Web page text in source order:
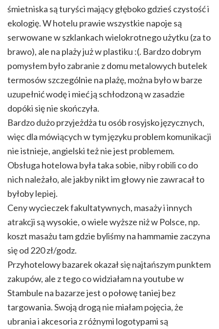
śmietniska są turyści mający głęboko gdzieś czystość i
ekologię. W hotelu prawie wszystkie napoje są
serwowane w szklankach wielokrotnego użytku (za to
brawo), ale na plaży już w plastiku :(. Bardzo dobrym
pomysłem było zabranie z domu metalowych butelek
termosów szczególnie na plażę, można było w barze
uzupełnić wodę i mieć ją schłodzoną w zasadzie
dopóki się nie skończyła.
Bardzo dużo przyjeżdża tu osób rosyjsko języcznych,
więc dla mówiących w tym języku problem komunikacji
nie istnieje, angielski też nie jest problemem.
Obsługa hotelowa była taka sobie, niby robili co do
nich należało, ale jakby nikt im głowy nie zawracał to
byłoby lepiej.
Ceny wycieczek fakultatywnych, masaży i innych
atrakcji są wysokie, o wiele wyższe niż w Polsce, np.
koszt masażu tam gdzie byliśmy na hammamie zaczyna
się od 220 zł/godz.
Przyhotelowy bazarek okazał się najtańszym punktem
zakupów, ale z tego co widziałam na youtube w
Stambule na bazarze jest o połowę taniej bez
targowania. Swoją drogą nie miałam pojęcia, że
ubrania i akcesoria z różnymi logotypami są